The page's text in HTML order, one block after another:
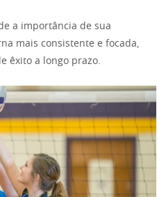
a importância de sua
mais consistente e focada,
êxito a longo prazo.